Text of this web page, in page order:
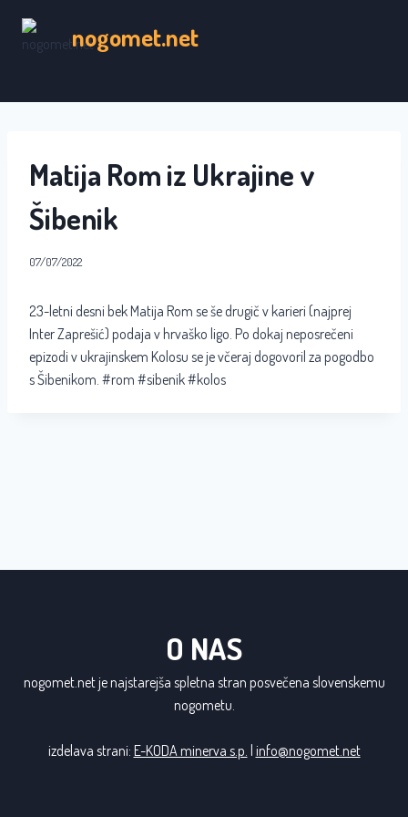
content
nogomet.net
Matija Rom iz Ukrajine v
Šibenik
07/07/2022
23-letni desni bek Matija Rom se še drugič v karieri (najprej
Inter Zaprešić) podaja v hrvaško ligo. Po dokaj neposrečeni
epizodi v ukrajinskem Kolosu se je včeraj dogovoril za pogodbo
s Šibenikom. #rom #sibenik #kolos
O NAS
nogomet.net je najstarejša spletna stran posvečena slovenskemu
nogometu.
izdelava strani: E-KODA minerva s.p. info@nogomet.net